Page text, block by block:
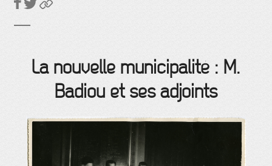
La nouvelle municipalité : M.
Badiou et ses adjoints